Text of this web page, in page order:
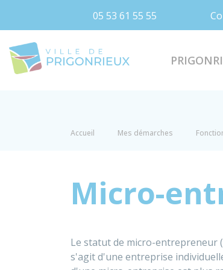
05 53 61 55 55
Accueil Mes démarches
Micro-
Le statut de micro-entrepreneur
s'agit d'une entreprise